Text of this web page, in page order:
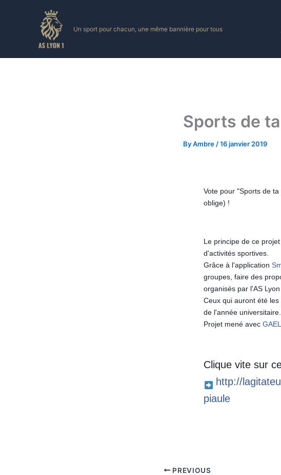
Un sport pour chacun, une même bannière pour tous
Sports de
ByAmbre /16 janvier 2019
Vote pour "Sports de
oblige) !
Le principe de ce
d'activités sportives.
Grâce à l'application
groupes, faire des
organisés par l'AS Lyon
Ceux qui auront été
de l'année universitaire.
Projet mené avec
Clique vite sur
http://
piaule
PREVIOUS